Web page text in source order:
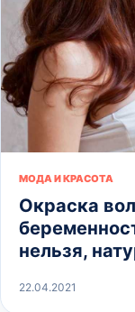
МОДА И КРАСОТА
Окраска
нельзя,
22.04.2021